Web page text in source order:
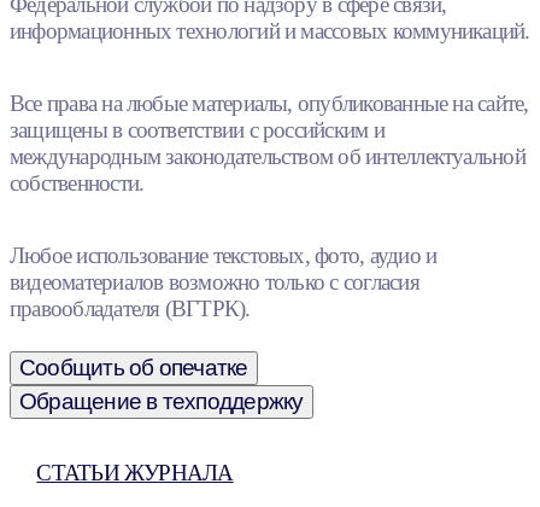
информационных технологий и массовых коммуникаций.
Все права на любые материалы, опубликованные на сайте,
защищены в соответствии с российским и
международным законодательством об интеллектуальной
собственности.
Любое использование текстовых, фото, аудио и
видеоматериалов возможно только с согласия
правообладателя (ВГТРК).
Сообщить об опечатке
Обращение в техподдержку
СТАТЬИ ЖУРНАЛА